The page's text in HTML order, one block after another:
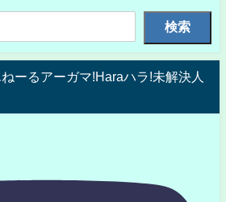
検索
ーるアーガマ!Haraハラ!未解決人